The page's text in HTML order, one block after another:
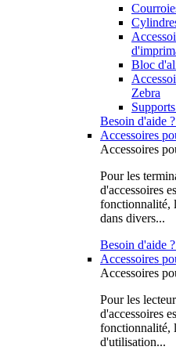
Bloc
Zebra
Besoin d'aide
Accessoires
Accessoires
Pour les
d'accessoires
fonctionnalité,
dans divers...
Besoin d'aide
Accessoires
Accessoires
Pour les
d'accessoires
fonctionnalité,
d'utilisation...